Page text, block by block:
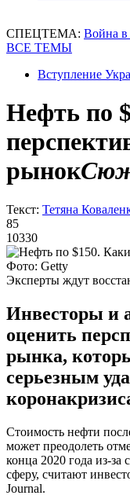
СПЕЦТЕМА: Война
ВСЕ ТЕМЫ
Вступление
Нефть по
рынок
Текст: Тетяна
85
10330
Фото: Getty
Эксперты ждут
Инвесторы и
оценить
рынка,
серьезным
Стоимость нефти
может преодолеть
конца 2020 года из-
сферу, считают
Journal.